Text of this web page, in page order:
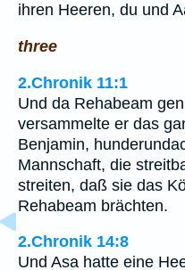
ihren Heeren, du und
three
2.Chronik 11:1
Und da Rehabeam
versammelte er das
Benjamin,
Mannschaft, die
streiten, daß sie das
Rehabeam brächten.
2.Chronik 14:8
Und Asa hatte eine